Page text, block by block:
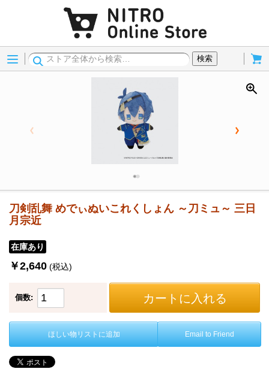
Menu
検索
刀剣乱舞 めでぃぬいこれくしょん ～刀ミュ～ 三日
月宗近
在庫あり
￥2,640 (税込)
個数: カートに入れる
ほしい物リストに追加 Email to Friend